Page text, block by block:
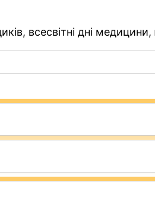
всесвітні дні